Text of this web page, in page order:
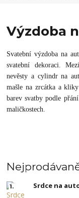
Výzdoba
Svatební výzdoba na
svatební dekoraci.
nevěsty a cylindr na
mašle na zrcátka a
barev svatby podle
maličkostech.
1. Srdce na